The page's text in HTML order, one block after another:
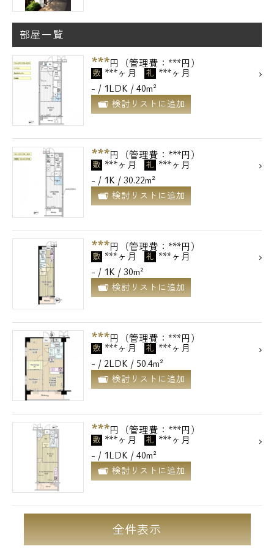
部屋一覧
***円（管理費：***円）
敷 ***ヶ月 礼 ***ヶ月
- / 1LDK / 40m²
検討リストに追加
***円（管理費：***円）
敷 ***ヶ月 礼 ***ヶ月
- / 1K / 30.22m²
検討リストに追加
***円（管理費：***円）
敷 ***ヶ月 礼 ***ヶ月
- / 1K / 30m²
検討リストに追加
***円（管理費：***円）
敷 ***ヶ月 礼 ***ヶ月
- / 2LDK / 50.4m²
検討リストに追加
***円（管理費：***円）
敷 ***ヶ月 礼 ***ヶ月
- / 1LDK / 40m²
検討リストに追加
全件表示
メールでお問い合わせ
お問い合わせ